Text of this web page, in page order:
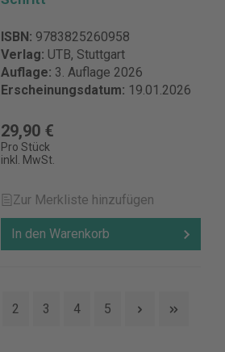
ISBN: 9783825260958
Verlag: UTB, Stuttgart
Auflage: 3. Auflage 2026
Erscheinungsdatum: 19.01.2026
29,90 €
Pro Stück
inkl. MwSt.
Zur Merkliste hinzufügen
In den Warenkorb
2 3 4 5